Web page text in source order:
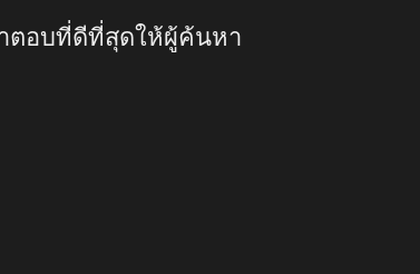
ตอบที่ดีที่สุดให้ผู้ค้นหา